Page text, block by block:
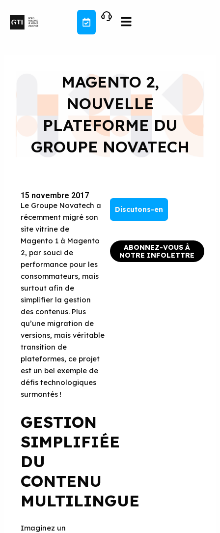
contenu
MAGENTO 2,
NOUVELLE
PLATEFORME DU
GROUPE NOVATECH
15 novembre 2017
Le Groupe Novatech a
récemment migré son
site vitrine de
Magento 1 à Magento
2, par souci de
performance pour les
consommateurs, mais
surtout afin de
simplifier la gestion
des contenus. Plus
qu’une migration de
versions, mais véritable
transition de
plateformes, ce projet
est un bel exemple de
défis technologiques
surmontés !
GESTION
SIMPLIFIÉE
DU
CONTENU
MULTILINGUE
Imaginez un
Discutons-en
ABONNEZ-VOUS À
NOTRE INFOLETTRE